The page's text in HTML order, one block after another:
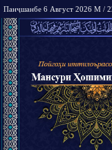
Панҷшанбе 6 Август 2026 М /